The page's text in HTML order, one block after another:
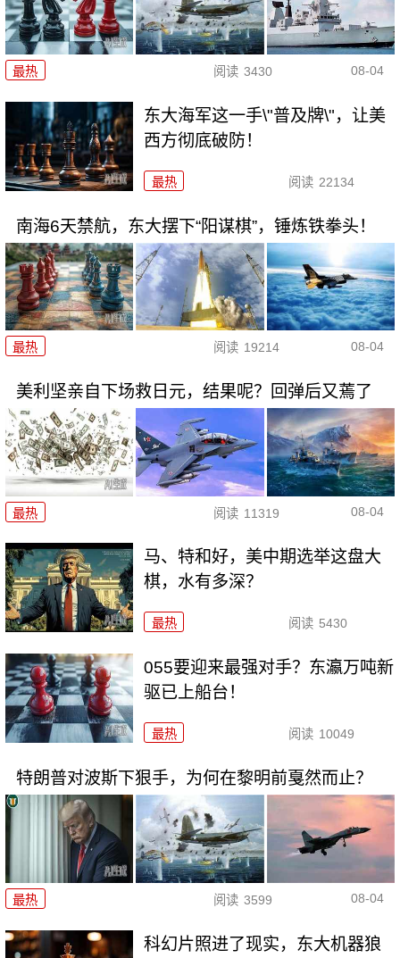
最热 阅读 3430 08-04
东大海军这一手\"普及牌\"，让美
西方彻底破防！
最热 阅读 22134
南海6天禁航，东大摆下“阳谋棋”，锤炼铁拳头！
最热 阅读 19214 08-04
美利坚亲自下场救日元，结果呢？回弹后又蔫了
最热 阅读 11319 08-04
马、特和好，美中期选举这盘大
棋，水有多深？
最热 阅读 5430
055要迎来最强对手？东瀛万吨新
驱已上船台！
最热 阅读 10049
特朗普对波斯下狠手，为何在黎明前戛然而止？
最热 阅读 3599 08-04
科幻片照进了现实，东大机器狼